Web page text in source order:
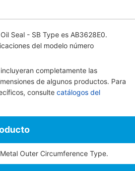
Oil Seal - SB Type es AB3628E0.
del modelo número
completamente las
de algunos productos. Para
consulte catálogos del
Outer Circumference Type.